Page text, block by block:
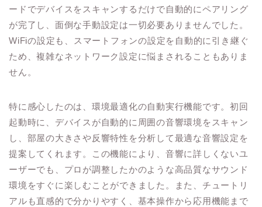
ードでデバイスをスキャンするだけで自動的にペアリング
が完了し、面倒な手動設定は一切必要ありませんでした。
WiFiの設定も、スマートフォンの設定を自動的に引き継ぐ
ため、複雑なネットワーク設定に悩まされることもありま
せん。
特に感心したのは、環境最適化の自動実行機能です。初回
起動時に、デバイスが自動的に周囲の音響環境をスキャン
し、部屋の大きさや反響特性を分析して最適な音響設定を
提案してくれます。この機能により、音響に詳しくないユ
ーザーでも、プロが調整したかのような高品質なサウンド
環境をすぐに楽しむことができました。また、チュートリ
アルも直感的で分かりやすく、基本操作から応用機能まで